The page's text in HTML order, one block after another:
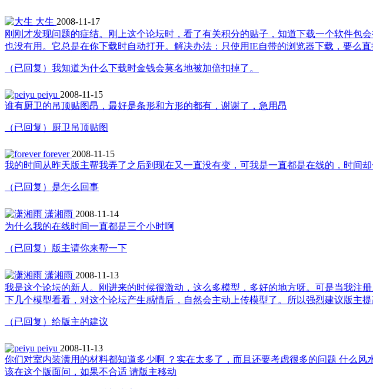
大生 2008-11-17
刚刚才发现问题的症结。刚上这个论坛时，看了有关积分的贴子，知道下载一个软件
也没有用。它总是在你下载时自动打开。解决办法：只使用IE自带的浏览器下载，要么直
（已回复）我知道为什么下载时金钱会莫名地被加倍扣掉了。
peiyu 2008-11-15
谁有厨卫的吊顶贴图昂，最好是条形和方形的都有，谢谢了，急用昂
（已回复）厨卫吊顶贴图
forever 2008-11-15
我的时间从昨天版主帮我弄了之后到现在又一直没有变，可我是一直都是在线的，时间
（已回复）是怎么回事
潇湘雨 2008-11-14
为什么我的在线时间一直都是三个小时啊
（已回复）版主请你来帮一下
潇湘雨 2008-11-13
我是这个论坛的新人。刚进来的时候很激动，这么多模型，多好的地方呀。可是当我注
下几个模型看看，对这个论坛产生感情后，自然会主动上传模型了。所以强烈建议版主提
（已回复）给版主的建议
peiyu 2008-11-13
你们对室内装潢用的材料都知道多少啊 ？实在太多了，而且还要考虑很多的问题 什么
该在这个版面问，如果不合适 请版主移动